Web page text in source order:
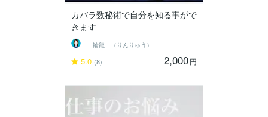
カバラ数秘術で自分を知る事がで
きます
輪龍 （りんりゅう）
5.0 (8) 2,000円